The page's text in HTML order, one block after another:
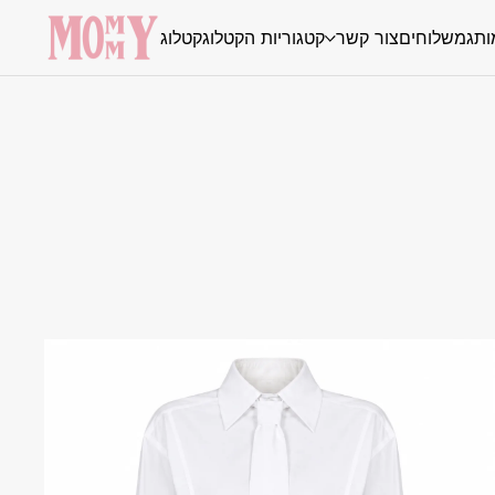
קטלוגקטגוריות הקטלוג צור קשרמשלוחים